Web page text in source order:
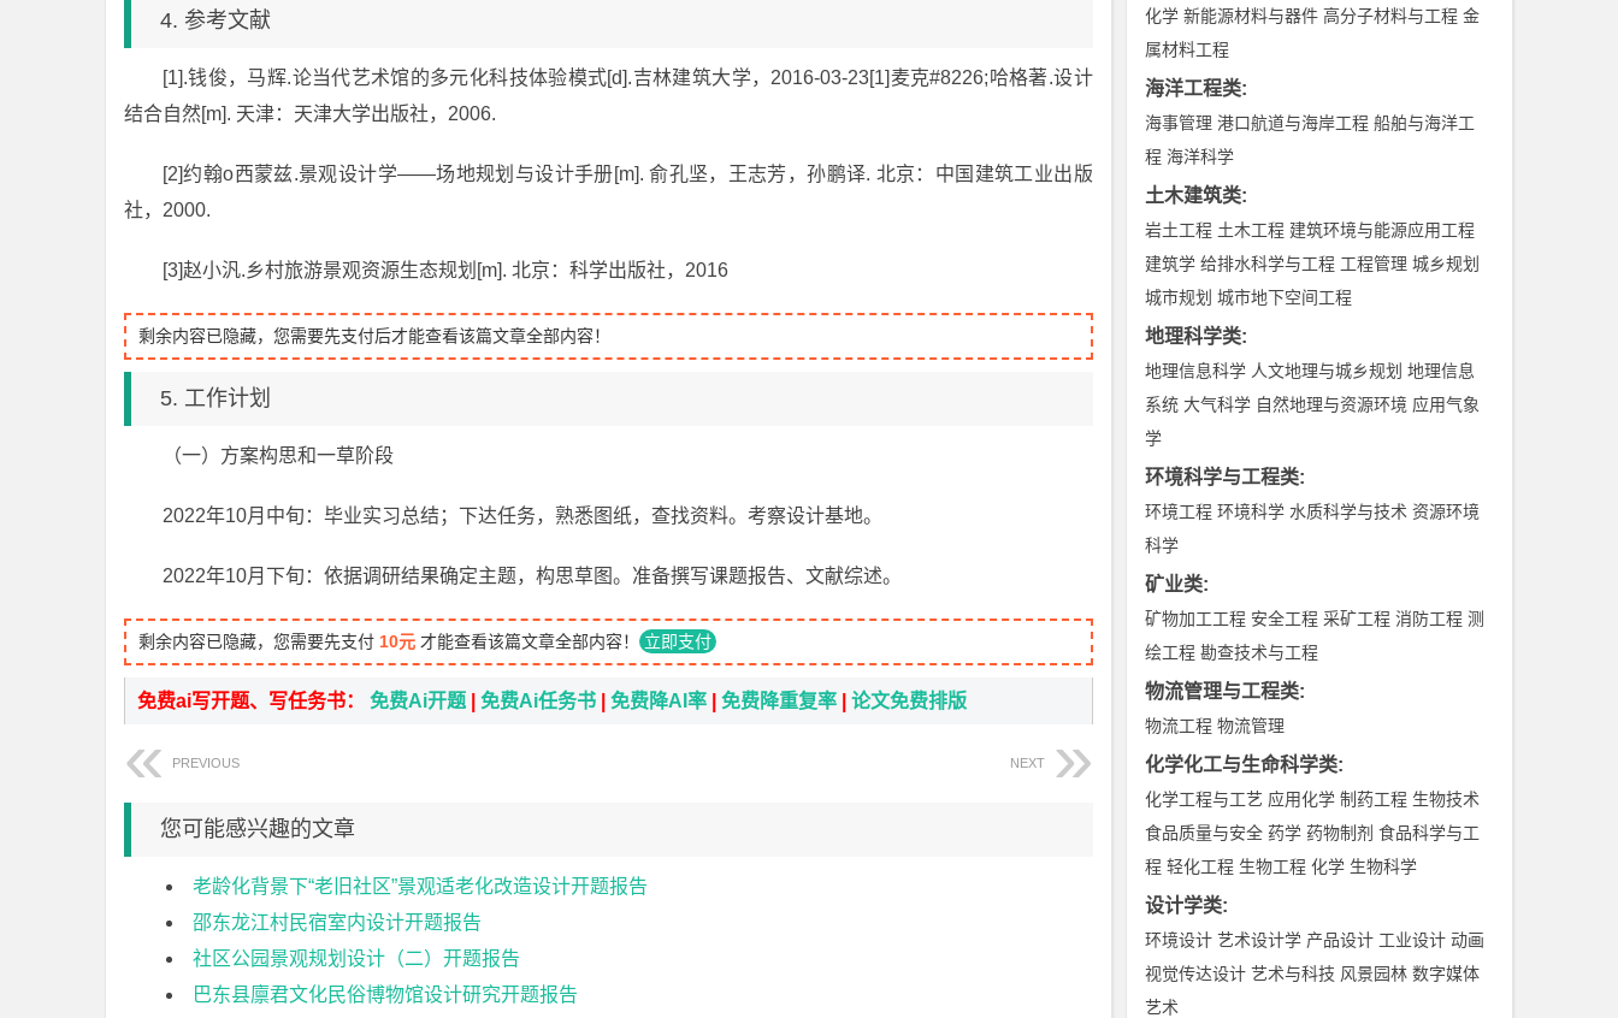
4. 参考文献
[1].钱俊，马辉.论当代艺术馆的多元化科技体验模式[d].吉林建筑大学，2016-03-23[1]麦克#8226;哈格著.设计
结合自然[m]. 天津：天津大学出版社，2006.
[2]约翰o西蒙兹.景观设计学——场地规划与设计手册[m]. 俞孔坚，王志芳，孙鹏译. 北京：中国建筑工业出版
社，2000.
[3]赵小汎.乡村旅游景观资源生态规划[m]. 北京：科学出版社，2016
剩余内容已隐藏，您需要先支付后才能查看该篇文章全部内容！
5. 工作计划
（一）方案构思和一草阶段
2022年10月中旬：毕业实习总结；下达任务，熟悉图纸，查找资料。考察设计基地。
2022年10月下旬：依据调研结果确定主题，构思草图。准备撰写课题报告、文献综述。
剩余内容已隐藏，您需要先支付 10元 才能查看该篇文章全部内容！ 立即支付
免费ai写开题、写任务书： 免费Ai开题 免费Ai任务书 免费降AI率 免费降重复率 论文免费排版
PREVIOUS NEXT
您可能感兴趣的文章
老龄化背景下“老旧社区”景观适老化改造设计开题报告
邵东龙江村民宿室内设计开题报告
社区公园景观规划设计（二）开题报告
巴东县廪君文化民俗博物馆设计研究开题报告
化学 新能源材料与器件 高分子材料与工程 金
属材料工程
海洋工程类:
海事管理 港口航道与海岸工程 船舶与海洋工
程 海洋科学
土木建筑类:
岩土工程 土木工程 建筑环境与能源应用工程
建筑学 给排水科学与工程 工程管理 城乡规划
城市规划 城市地下空间工程
地理科学类:
地理信息科学 人文地理与城乡规划 地理信息
系统 大气科学 自然地理与资源环境 应用气象
学
环境科学与工程类:
环境工程 环境科学 水质科学与技术 资源环境
科学
矿业类:
矿物加工工程 安全工程 采矿工程 消防工程 测
绘工程 勘查技术与工程
物流管理与工程类:
物流工程 物流管理
化学化工与生命科学类:
化学工程与工艺 应用化学 制药工程 生物技术
食品质量与安全 药学 药物制剂 食品科学与工
程 轻化工程 生物工程 化学 生物科学
设计学类:
环境设计 艺术设计学 产品设计 工业设计 动画
视觉传达设计 艺术与科技 风景园林 数字媒体
艺术